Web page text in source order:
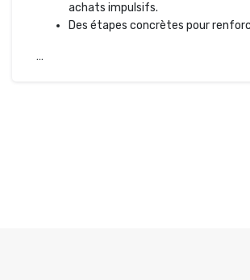
achats impulsifs.
Des étapes concrètes pour
…